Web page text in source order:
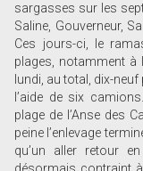
sargasses sur les
Saline, Gouverneur,
Ces jours-ci, le
plages, notamment à
lundi, au total, dix-
l’aide de six
plage de l’Anse des
peine l’enlevage
qu’un aller retour